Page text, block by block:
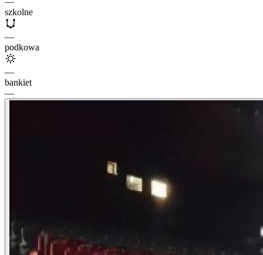
szkolne
—
podkowa
—
bankiet
—